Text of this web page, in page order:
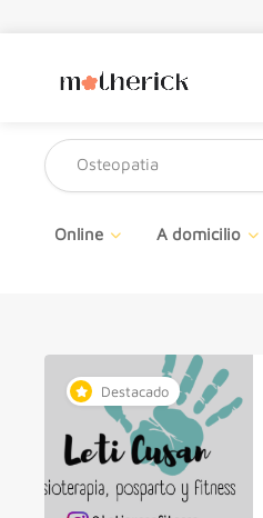
Osteopatia
Online A domicilio
Destacado